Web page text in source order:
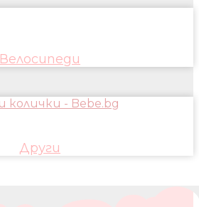
Велосипеди
Други